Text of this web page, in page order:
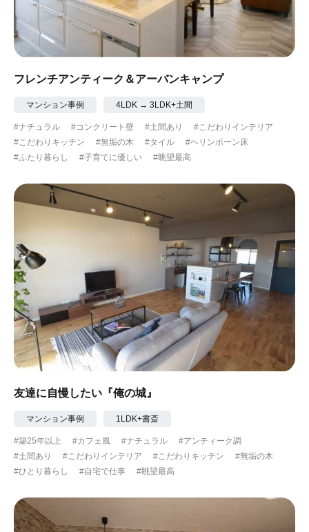
フレンチアンティーク＆アーバンキャンプ
マンション事例 4LDK → 3LDK+土間
#ナチュラル #コンクリート壁 #土間あり
#こだわりインテリア
#こだわりキッチン
#無垢の木 #タイル
#ヘリンボーン床
#ふたり暮らし
#子育てに優しい #眺望最高
友達に自慢したい『俺の城』
マンション事例 1LDK+書斎
#築25年以上 #カフェ風 #ナチュラル
#アンティーク調
#土間あり
#こだわりインテリア #こだわりキッチン
#無垢の木
#ひとり暮らし
#自宅で仕事 #眺望最高